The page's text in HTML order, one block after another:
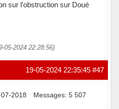
sur l'obstruction sur Doué
05-2024 22:28:56)
#47
19-05-2024 22:35:45
2018 Messages: 5 507